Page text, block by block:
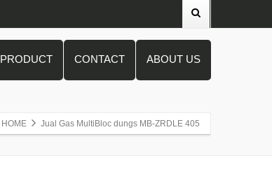
PRODUCT CONTACT ABOUT US
HOME Jual Gas MultiBloc dungs MB-ZRDLE 405